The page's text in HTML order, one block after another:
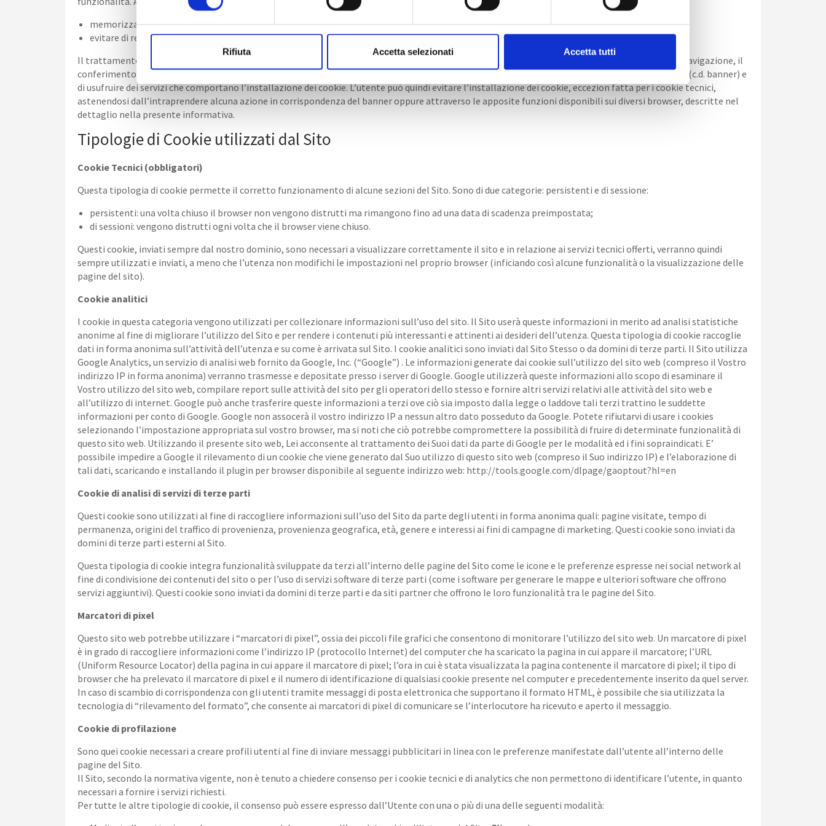
e
z
i
n
e
d
c
n
e
n
s
Rifiuta Accetta selezionati Accetta tutti
memorizzare le preferenze inserite dal visitatore;
evitare di reinserire le stesse informazioni più volte durante la visita, quali ad esempio nome utente e password;
Il trattamento è effettuato dal Titolare con strumenti automatizzati. Fatta eccezione per i cookie tecnici, strettamente necessari alla normale navigazione, il
conferimento dei dati è rimesso alla volontà del visitatore che decida di navigare sul Sito dopo avere preso visione dell’informativa in forma breve (c.d. banner) e
di usufruire dei servizi che comportano l’installazione dei cookie. L’utente può quindi evitare l’installazione dei cookie, eccezion fatta per i cookie tecnici,
astenendosi dall’intraprendere alcuna azione in corrispondenza del banner oppure attraverso le apposite funzioni disponibili sui diversi browser, descritte nel
dettaglio nella presente informativa.
Tipologie di Cookie utilizzati dal Sito
Cookie Tecnici (obbligatori)
Questa tipologia di cookie permette il corretto funzionamento di alcune sezioni del Sito. Sono di due categorie: persistenti e di sessione:
persistenti: una volta chiuso il browser non vengono distrutti ma rimangono fino ad una data di scadenza preimpostata;
di sessioni: vengono distrutti ogni volta che il browser viene chiuso.
Questi cookie, inviati sempre dal nostro dominio, sono necessari a visualizzare correttamente il sito e in relazione ai servizi tecnici offerti, verranno quindi
sempre utilizzati e inviati, a meno che l’utenza non modifichi le impostazioni nel proprio browser (inficiando così alcune funzionalità o la visualizzazione delle
pagine del sito).
Cookie analitici
I cookie in questa categoria vengono utilizzati per collezionare informazioni sull’uso del sito. Il Sito userà queste informazioni in merito ad analisi statistiche
anonime al fine di migliorare l’utilizzo del Sito e per rendere i contenuti più interessanti e attinenti ai desideri dell’utenza. Questa tipologia di cookie raccoglie
dati in forma anonima sull’attività dell’utenza e su come è arrivata sul Sito. I cookie analitici sono inviati dal Sito Stesso o da domini di terze parti. Il Sito utilizza
Google Analytics, un servizio di analisi web fornito da Google, Inc. (“Google”) . Le informazioni generate dai cookie sull’utilizzo del sito web (compreso il Vostro
indirizzo IP in forma anonima) verranno trasmesse e depositate presso i server di Google. Google utilizzerà queste informazioni allo scopo di esaminare il
Vostro utilizzo del sito web, compilare report sulle attività del sito per gli operatori dello stesso e fornire altri servizi relativi alle attività del sito web e
all’utilizzo di internet. Google può anche trasferire queste informazioni a terzi ove ciò sia imposto dalla legge o laddove tali terzi trattino le suddette
informazioni per conto di Google. Google non assocerà il vostro indirizzo IP a nessun altro dato posseduto da Google. Potete rifiutarvi di usare i cookies
selezionando l’impostazione appropriata sul vostro browser, ma si noti che ciò potrebbe compromettere la possibilità di fruire di determinate funzionalità di
questo sito web. Utilizzando il presente sito web, Lei acconsente al trattamento dei Suoi dati da parte di Google per le modalità ed i fini sopraindicati. E’
possibile impedire a Google il rilevamento di un cookie che viene generato dal Suo utilizzo di questo sito web (compreso il Suo indirizzo IP) e l’elaborazione di
tali dati, scaricando e installando il plugin per browser disponibile al seguente indirizzo web: http://tools.google.com/dlpage/gaoptout?hl=en
Cookie di analisi di servizi di terze parti
Questi cookie sono utilizzati al fine di raccogliere informazioni sull’uso del Sito da parte degli utenti in forma anonima quali: pagine visitate, tempo di
permanenza, origini del traffico di provenienza, provenienza geografica, età, genere e interessi ai fini di campagne di marketing. Questi cookie sono inviati da
domini di terze parti esterni al Sito.
Questa tipologia di cookie integra funzionalità sviluppate da terzi all’interno delle pagine del Sito come le icone e le preferenze espresse nei social network al
fine di condivisione dei contenuti del sito o per l’uso di servizi software di terze parti (come i software per generare le mappe e ulteriori software che offrono
servizi aggiuntivi). Questi cookie sono inviati da domini di terze parti e da siti partner che offrono le loro funzionalità tra le pagine del Sito.
Marcatori di pixel
Questo sito web potrebbe utilizzare i “marcatori di pixel”, ossia dei piccoli file grafici che consentono di monitorare l’utilizzo del sito web. Un marcatore di pixel
è in grado di raccogliere informazioni come l’indirizzo IP (protocollo Internet) del computer che ha scaricato la pagina in cui appare il marcatore; l’URL
(Uniform Resource Locator) della pagina in cui appare il marcatore di pixel; l’ora in cui è stata visualizzata la pagina contenente il marcatore di pixel; il tipo di
browser che ha prelevato il marcatore di pixel e il numero di identificazione di qualsiasi cookie presente nel computer e precedentemente inserito da quel server.
In caso di scambio di corrispondenza con gli utenti tramite messaggi di posta elettronica che supportano il formato HTML, è possibile che sia utilizzata la
tecnologia di “rilevamento del formato”, che consente ai marcatori di pixel di comunicare se l’interlocutore ha ricevuto e aperto il messaggio.
Cookie di profilazione
Sono quei cookie necessari a creare profili utenti al fine di inviare messaggi pubblicitari in linea con le preferenze manifestate dall’utente all’interno delle
pagine del Sito.
Il Sito, secondo la normativa vigente, non è tenuto a chiedere consenso per i cookie tecnici e di analytics che non permettono di identificare l’utente, in quanto
necessari a fornire i servizi richiesti.
Per tutte le altre tipologie di cookie, il consenso può essere espresso dall’Utente con una o più di una delle seguenti modalità: